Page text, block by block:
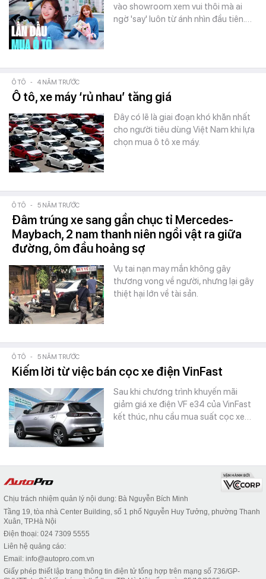
vào showroom xem vui thôi mà ai
ngờ 'say' luôn từ ánh nhìn đầu tiên.…
Ô TÔ - 4 NĂM TRƯỚC
Ô tô, xe máy ‘rủ nhau’ tăng giá
Đây có lẽ là giai đoạn khó khăn nhất
cho người tiêu dùng Việt Nam khi lựa
chọn mua ô tô xe máy.
Ô TÔ - 5 NĂM TRƯỚC
Đâm trúng xe sang gần chục tỉ Mercedes-
Maybach, 2 nam thanh niên ngồi vật ra giữa
đường, ôm đầu hoảng sợ
Vụ tai nạn may mắn không gây
thương vong về người, nhưng lại gây
thiệt hại lớn về tài sản.
Ô TÔ - 5 NĂM TRƯỚC
Kiếm lời từ việc bán cọc xe điện VinFast
Sau khi chương trình khuyến mãi
giảm giá xe điện VF e34 của VinFast
kết thúc, nhu cầu mua suất cọc xe…
Chịu trách nhiệm quản lý nội dung: Bà Nguyễn Bích Minh
Tầng 19, tòa nhà Center Building, số 1 phố Nguyễn Huy Tưởng, phường Thanh
Xuân, TP.Hà Nội
Điện thoại: 024 7309 5555
Liên hệ quảng cáo:
Email: info@autopro.com.vn
Giấy phép thiết lập trang thông tin điện tử tổng hợp trên mạng số 736/GP-